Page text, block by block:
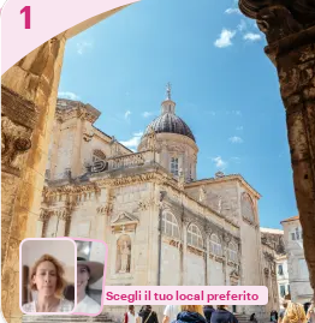
1
Scegli il tuo local preferito